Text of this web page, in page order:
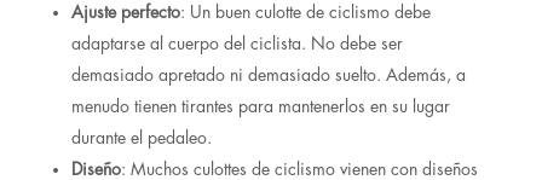
Ajuste perfecto: Un buen culotte de ciclismo debe
adaptarse al cuerpo del ciclista. No debe ser
demasiado apretado ni demasiado suelto. Además, a
menudo tienen tirantes para mantenerlos en su lugar
durante el pedaleo.
Diseño: Muchos culottes de ciclismo vienen con diseños